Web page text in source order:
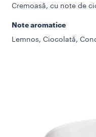
Cremoasă, cu note de
Note aromatice
Lemnos, Ciocolată,